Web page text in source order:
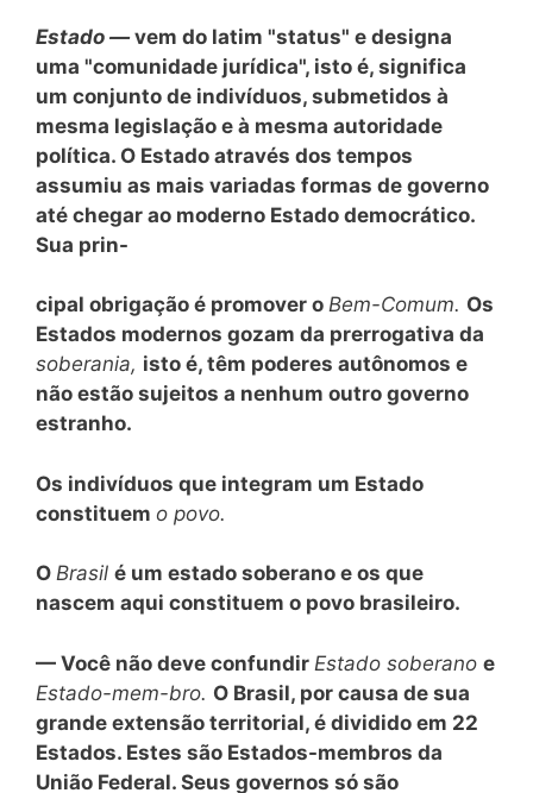
Estado —vem do latim "status" e designa
uma "comunidade jurídica", isto é, significa
um conjunto de indivíduos, submetidos à
mesma legislação e à mesma autoridade
política. O Estado através dos tempos
assumiu as mais variadas formas de governo
até chegar ao moderno Estado democrático.
Sua prin-
cipal obrigação é promover o Bem-Comum. Os
Estados modernos gozam da prerrogativa da
soberania, isto é, têm poderes autônomos e
não estão sujeitos a nenhum outro governo
estranho.
Os indivíduos que integram um Estado
constituem o povo.
O Brasil é um estado soberano e os que
nascem aqui constituem o povo brasileiro.
— Você não deve confundir Estado soberano e
Estado-mem-bro. O Brasil, por causa de sua
grande extensão territorial, é dividido em 22
Estados. Estes são Estados-membros da
União Federal. Seus governos só são